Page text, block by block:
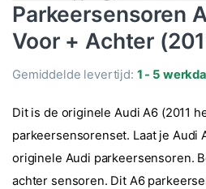
Parkeersensoren
Voor + Achter
Gemiddelde levertijd: 1 - 5
Dit is de originele Audi A6 (2011
parkeersensorenset. Laat je Audi
originele Audi parkeersensoren.
achter sensoren. Dit A6